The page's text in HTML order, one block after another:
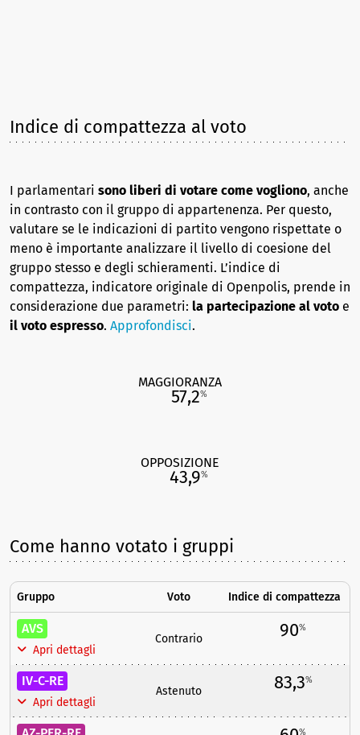
Indice di compattezza al voto
I parlamentari sono liberi di votare come vogliono, anche
in contrasto con il gruppo di appartenenza. Per questo,
valutare se le indicazioni di partito vengono rispettate o
meno è importante analizzare il livello di coesione del
gruppo stesso e degli schieramenti. L’indice di
compattezza, indicatore originale di Openpolis, prende in
considerazione due parametri: la partecipazione al voto e
il voto espresso. Approfondisci.
MAGGIORANZA
57,2%
OPPOSIZIONE
43,9%
Come hanno votato i gruppi
Gruppo Voto Indice di compattezza
AVS
Apri dettagli
Contrario 90%
IV-C-RE
Apri dettagli
Astenuto 83,3%
%